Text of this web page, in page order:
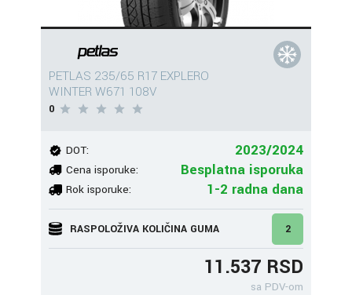
PETLAS 235/65 R17 EXPLERO
WINTER W671 108V
0
DOT: 2023/2024
Cena isporuke: Besplatna isporuka
Rok isporuke: 1-2 radna dana
RASPOLOŽIVA KOLIČINA GUMA 2
11.537 RSD
sa PDV-om